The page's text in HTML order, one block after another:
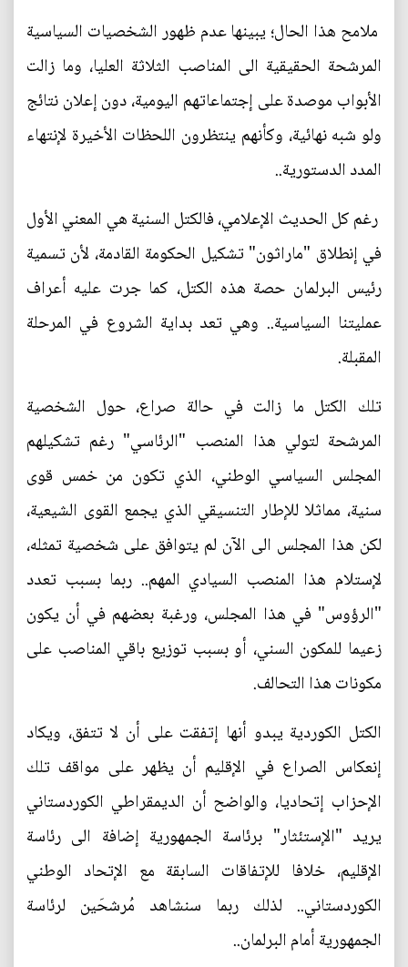
ملامح هذا الحال؛ يبينها عدم ظهور الشخصيات السياسية
المرشحة الحقيقية الى المناصب الثلاثة العليا، وما زالت
الأبواب موصدة على إجتماعاتهم اليومية، دون إعلان نتائج
ولو شبه نهائية، وكأنهم ينتظرون اللحظات الأخيرة لإنتهاء
المدد الدستورية..
رغم كل الحديث الإعلامي، فالكتل السنية هي المعني الأول
في إنطلاق "ماراثون" تشكيل الحكومة القادمة، لأن تسمية
رئيس البرلمان حصة هذه الكتل، كما جرت عليه أعراف
عمليتنا السياسية.. وهي تعد بداية الشروع في المرحلة
المقبلة.
تلك الكتل ما زالت في حالة صراع، حول الشخصية
المرشحة لتولي هذا المنصب "الرئاسي" رغم تشكيلهم
المجلس السياسي الوطني، الذي تكون من خمس قوى
سنية، مماثلا للإطار التنسيقي الذي يجمع القوى الشيعية،
لكن هذا المجلس الى الآن لم يتوافق على شخصية تمثله،
لإستلام هذا المنصب السيادي المهم.. ربما بسبب تعدد
"الرؤوس" في هذا المجلس، ورغبة بعضهم في أن يكون
زعيما للمكون السني، أو بسبب توزيع باقي المناصب على
مكونات هذا التحالف.
الكتل الكوردية يبدو أنها إتفقت على أن لا تتفق، ويكاد
إنعكاس الصراع في الإقليم أن يظهر على مواقف تلك
الإحزاب إتحاديا، والواضح أن الديمقراطي الكوردستاني
يريد "الإستئثار" برئاسة الجمهورية إضافة الى رئاسة
الإقليم، خلافا للإتفاقات السابقة مع الإتحاد الوطني
الكوردستاني.. لذلك ربما سنشاهد مُرشحَين لرئاسة
الجمهورية أمام البرلمان..